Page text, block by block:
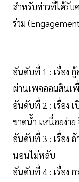
สำหรับข่าวที่ได้รับ
ร่วม
อันดับที่ 1 : เรื่อง
ผ่านเพจออมสินเ
อันดับที่ 2 : เรื่อง
ขาดน้ำ เหนื่อยง่าย
อันดับที่ 3 : เรื่อง
นอนไม่หลับ
อันดับที่ 4 : เรื่อง